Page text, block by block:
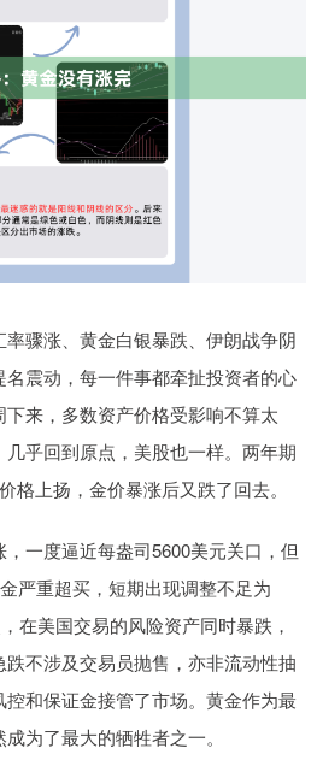
率骤涨、黄金白银暴跌、伊朗战争阴
震动，每一件事都牵扯投资者的心
来，多数资产价格受影响不算太
乎回到原点，美股也一样。两年期
格上扬，金价暴涨后又跌了回去。
一度逼近每盎司5600美元关口，但
严重超买，短期出现调整不足为
在美国交易的风险资产同时暴跌，
不涉及交易员抛售，亦非流动性抽
和保证金接管了市场。黄金作为最
为了最大的牺牲者之一。